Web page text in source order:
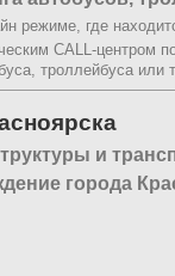
режиме, где
CALL-центром
троллейбуса
и
города